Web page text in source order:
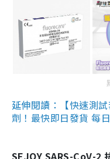
延伸閱讀：【快速測
劑！最快即日發貨 每
SEJOY SARS-CoV-2